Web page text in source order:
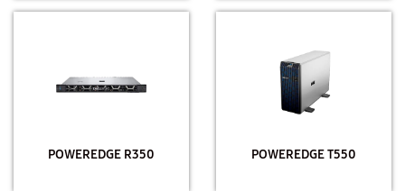
POWEREDGE R350 POWEREDGE T550